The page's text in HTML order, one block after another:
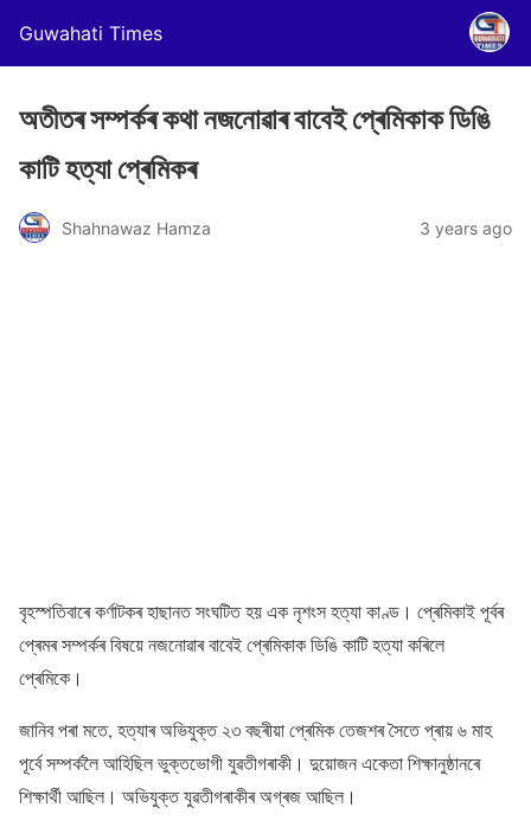
Guwahati Times
অতীতৰ সম্পৰ্কৰ কথা নজনোৱাৰ বাবেই প্ৰেমিকাক ডিঙি
কাটি হত্যা প্ৰেমিকৰ
Shahnawaz Hamza 3 years ago
বৃহস্পতিবাৰে কৰ্ণাটকৰ হাছানত সংঘটিত হয় এক নৃশংস হত্যা কাণ্ড। প্ৰেমিকাই পূৰ্বৰ
প্ৰেমৰ সম্পৰ্কৰ বিষয়ে নজনোৱাৰ বাবেই প্ৰেমিকাক ডিঙি কাটি হত্যা কৰিলে
প্ৰেমিকে।
জানিব পৰা মতে, হত্যাৰ অভিযুক্ত ২৩ বছৰীয়া প্ৰেমিক তেজশৰ সৈতে প্ৰায় ৬ মাহ
পূৰ্বে সম্পৰ্কলৈ আহিছিল ভুক্তভোগী যুৱতীগৰাকী। দুয়োজন একেতা শিক্ষানুষ্ঠানৰে
শিক্ষাৰ্থী আছিল। অভিযুক্ত যুৱতীগৰাকীৰ অগ্ৰজ আছিল।